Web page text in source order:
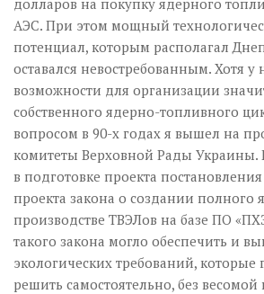
долларов на покупку ядерного
АЭС. При этом мощный
потенциал, которым располагал
оставался невостребованным. Хотя у
возможности для организации
собственного ядерно-топливного
вопросом в 90-х годах я вышел на
комитеты Верховной Рады Украины.
в подготовке проекта постановления
проекта закона о создании полного
производстве ТВЭЛов на базе ПО
такого закона могло обеспечить и
экологических требований,
решить самостоятельно, без